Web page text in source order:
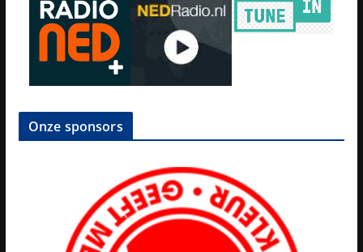
Onze sponsors